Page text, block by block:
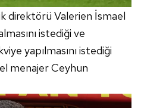
direktörü Valerien İsmael
istediği ve
yapılmasını istediği
menajer Ceyhun